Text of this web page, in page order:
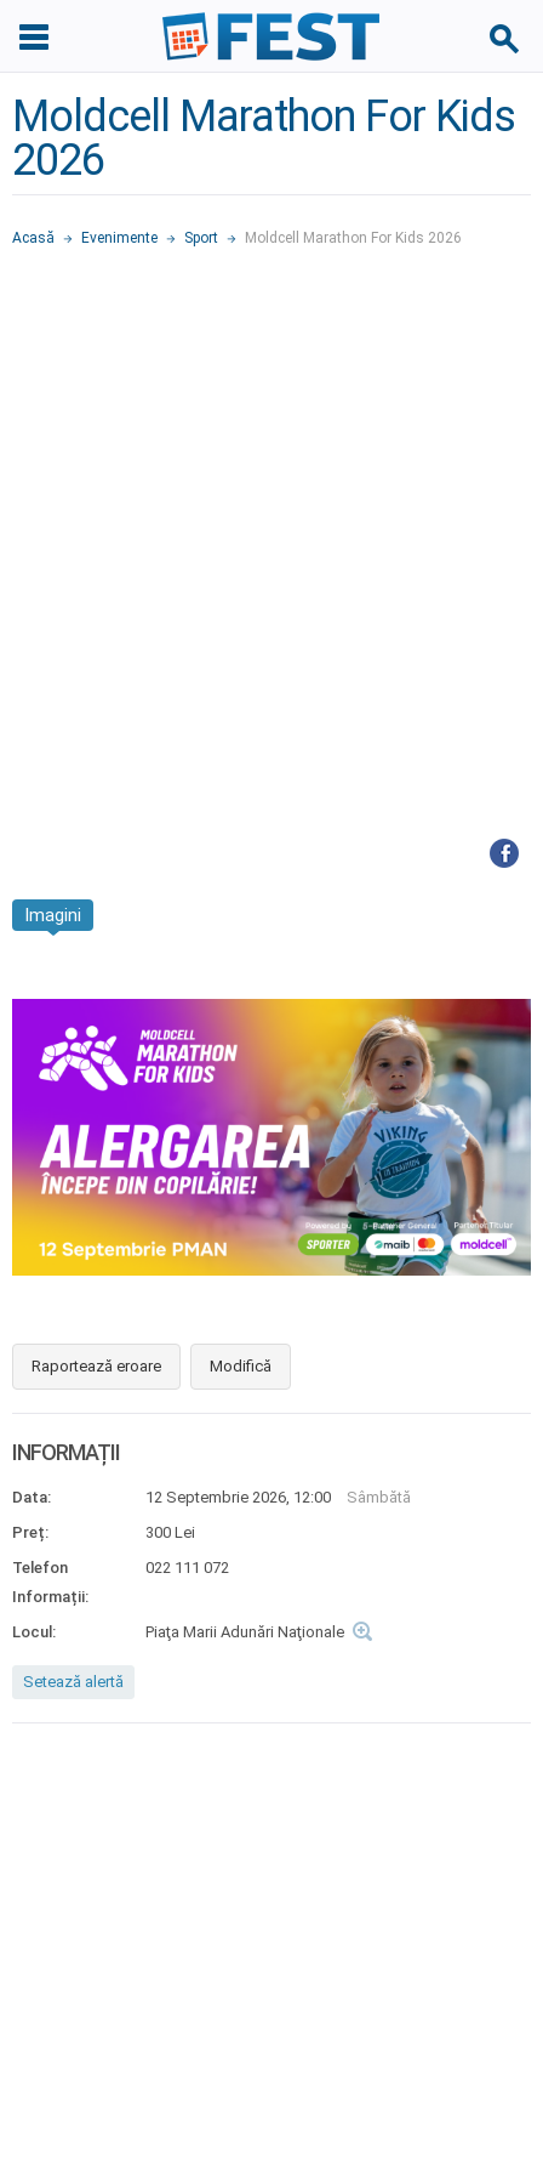
Moldcell Marathon For Kids
2026
Acasă Evenimente Sport Moldcell Marathon For Kids 2026
Imagini
Raportează eroare Modifică
INFORMAȚII
Data: 12 Septembrie 2026, 12:00
Sâmbătă
Preț:
300 Lei
Telefon
Informații:
022 111 072
Locul: Piaţa Marii Adunări Naţionale
Setează alertă